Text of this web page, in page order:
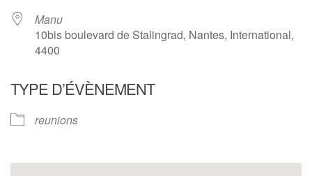
Manu
10bis boulevard de Stalingrad, Nantes, International,
4400
TYPE D’ÉVÈNEMENT
reunions